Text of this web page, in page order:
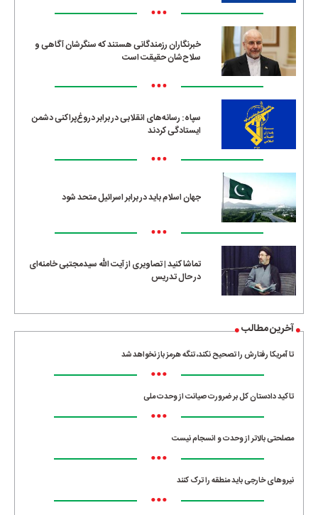
•••
خبرنگاران رزمندگانی هستند که سنگرشان آگاهی و
سلاح‌شان حقیقت است
•••
سپاه: رسانه‌های انقلابی در برابر دروغ‌پراکنی دشمن
ایستادگی کردند
•••
جهان اسلام باید در برابر اسرائیل متحد شود
•••
تماشا کنید | تصاویری از آیت الله سیدمجتبی خامنه‌ای
در حال تدریس
آخرین مطالب
تا آمریکا رفتارش را تصحیح نکند، تنگه هرمز باز نخواهد شد
•••
تاکید دادستان کل بر ضرورت صیانت از وحدت ملی
•••
مصلحتی بالاتر از وحدت و انسجام نیست
•••
نیروهای خارجی باید منطقه را ترک کنند
•••